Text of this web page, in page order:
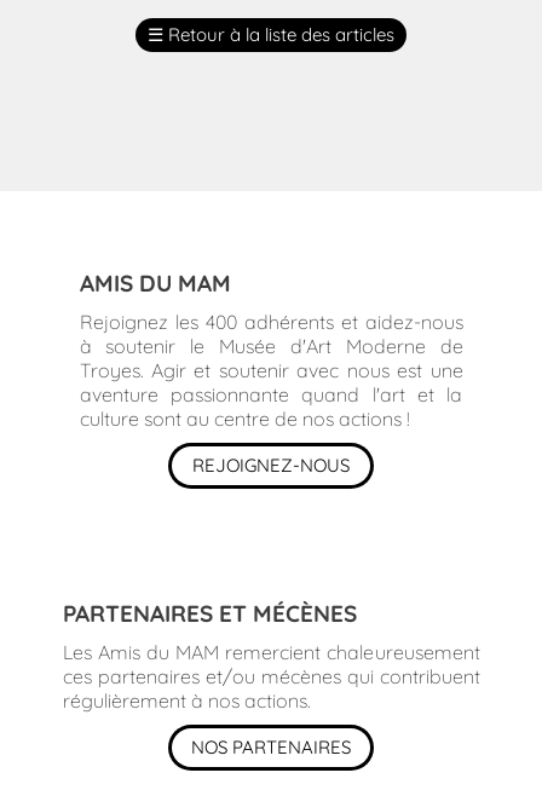
☰ Retour à la liste des articles
AMIS DU MAM
Rejoignez les 400 adhérents et aidez-nous
à soutenir le Musée d'Art Moderne de
Troyes. Agir et soutenir avec nous est une
aventure passionnante quand l'art et la
culture sont au centre de nos actions !
REJOIGNEZ-NOUS
PARTENAIRES ET MÉCÈNES
Les Amis du MAM remercient chaleureusement
ces partenaires et/ou mécènes qui contribuent
régulièrement à nos actions.
NOS PARTENAIRES